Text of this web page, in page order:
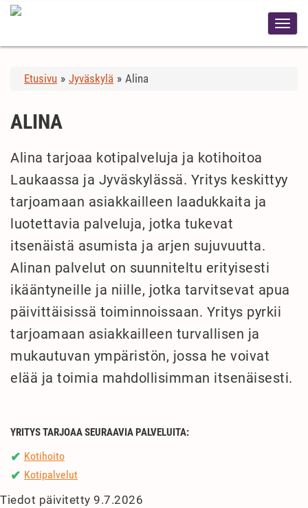
Etusivu » Jyväskylä » Alina
ALINA
Alina tarjoaa kotipalveluja ja kotihoitoa
Laukaassa ja Jyväskylässä. Yritys keskittyy
tarjoamaan asiakkailleen laadukkaita ja
luotettavia palveluja, jotka tukevat
itsenäistä asumista ja arjen sujuvuutta.
Alinan palvelut on suunniteltu erityisesti
ikääntyneille ja niille, jotka tarvitsevat apua
päivittäisissä toiminnoissaan. Yritys pyrkii
tarjoamaan asiakkailleen turvallisen ja
mukautuvan ympäristön, jossa he voivat
elää ja toimia mahdollisimman itsenäisesti.
YRITYS TARJOAA SEURAAVIA PALVELUITA:
✔ Kotihoito
✔ Kotipalvelut
Tiedot päivitetty 9.7.2026